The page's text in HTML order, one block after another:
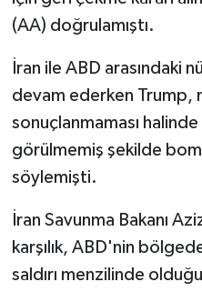
(AA) doğrulamıştı.
İran ile ABD arasındaki
devam ederken Trump,
sonuçlanmaması
görülmemiş şekilde
söylemişti.
İran Savunma Bakanı
karşılık, ABD'nin
saldırı menzilinde